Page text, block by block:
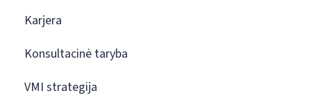
Karjera
Konsultacinė taryba
VMI strategija